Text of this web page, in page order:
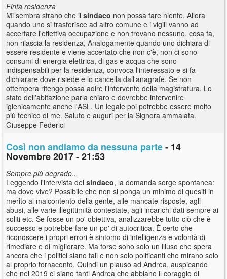
Finta residenza
Mi sembra strano che il sindaco non possa fare niente. Allora
quando uno si trasferisce ad altro comune e i vigili vanno ad
accertare l'effettiva occupazione e non trovano nessuno, cosa fa,
non rilascia la residenza, Analogamente quando uno dichiara di
essere residente e viene accertato che non c'è, non ci sono
consumi di energia elettrica, di gas e acqua che sono
indispensabili per la residenza, convoca l'interessato e si fa
dichiarare dove risiede e lo cancella dall'anagrafe. Se non
ottempera ritengo possa adire l'intervento della magistratura. Lo
stato dell'abitazione parla chiaro e dovrebbe intervenire
igienicamente anche l'ASL. Un legale poi potrebbe essere molto
più tecnico di me. Saluto e auguri per la Signora ammalata.
Giuseppe Federici
Così non andiamo da nessuna parte- 14
Novembre 2017 - 21:53
Sempre più degrado...
Leggendo l'intervista del sindaco, la domanda sorge spontanea:
ma dove vive? Possibile che non si ponga un minimo di quesiti in
merito al malcontento della gente, alle mancate risposte, agli
abusi, alle varie illegittimità contestate, agli incarichi dati sempre ai
soliti etc. Se fosse un po' obiettiva, analizzarebbe tutto ciò che è
successo e potrebbe fare un po' di autocritica. È certo che
riconoscere i propri errori è sintomo di intelligenza e volontà di
rimediare e di migliorare. Ma forse sono solo un illuso che spera
ancora che i politici siano tali e non solo politicanti che mirano solo
al proprio tornaconto. Quindi un plauso ad Andrea, auspicando
che nel 2019 ci siano tanti Andrea che abbiano il coraggio di